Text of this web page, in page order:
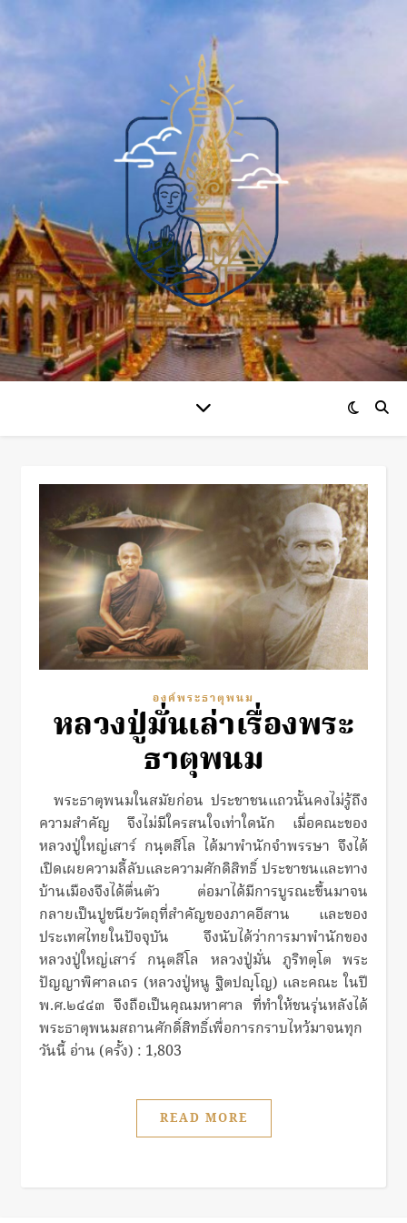
องค์พระธาตุพนม
หลวงปู่มั่นเล่าเรื่องพระ
ธาตุพนม
พระธาตุพนมในสมัยก่อน ประชาชนแถวนั้นคงไม่รู้ถึง
ความสำคัญ จึงไม่มีใครสนใจเท่าใดนัก เมื่อคณะของ
หลวงปู่ใหญ่เสาร์ กนฺตสีโล ได้มาพำนักจำพรรษา จึงได้
เปิดเผยความลี้ลับและความศักดิสิทธิ์ ประชาชนและทาง
บ้านเมืองจึงได้ตื่นตัว ต่อมาได้มีการบูรณะขึ้นมาจน
กลายเป็นปูชนียวัตถุที่สำคัญของภาคอีสาน และของ
ประเทศไทยในปัจจุบัน จึงนับได้ว่าการมาพำนักของ
หลวงปู่ใหญ่เสาร์ กนฺตสีโล หลวงปู่มั่น ภูริทตฺโต พระ
ปัญญาพิศาลเถร (หลวงปู่หนู ฐิตปญฺโญ) และคณะ ในปี
พ.ศ.๒๔๔๓ จึงถือเป็นคุณมหาศาล ที่ทำให้ชนรุ่นหลังได้
พระธาตุพนมสถานศักดิ์สิทธิ์เพื่อการกราบไหว้มาจนทุก
วันนี้ อ่าน (ครั้ง) : 1,803
READ MORE